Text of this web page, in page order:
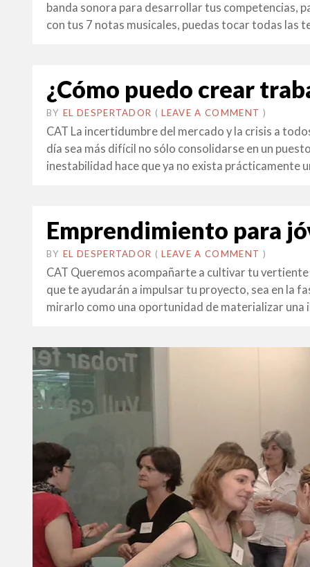
banda sonora para desarrollar tus competencias,
con tus 7 notas musicales, puedas tocar todas las
¿Cómo puedo crear
BY EL DESPERTADOR ON
6
FEBRER
•(LEAVE A COMMENT )
CAT La incertidumbre del mercado y la crisis a
día sea más difícil no sólo consolidarse en un
inestabilidad hace que ya no exista prácticamente
Emprendimiento para
BY EL DESPERTADOR ON
6
FEBRER
2014
•(LEAVE A COMMENT )
CAT Queremos acompañarte a cultivar tu
que te ayudarán a impulsar tu proyecto, sea en la
mirarlo como una oportunidad de materializar una